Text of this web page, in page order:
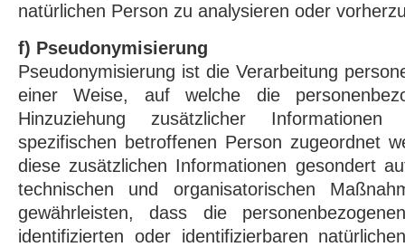
natürlichen Person zu analysieren oder
f) Pseudonymisierung
Pseudonymisierung ist die Verarbeitung
einer Weise, auf welche die
Hinzuziehung zusätzlicher
spezifischen betroffenen Person zugeordnet
diese zusätzlichen Informationen gesondert
technischen und organisatorischen
gewährleisten, dass die
identifizierten oder identifizierbaren